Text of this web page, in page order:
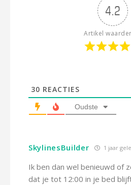
4.2
Artikel
30 REACTIES
Oudste
SkylinesBuilder 1 jaar
Ik ben dan wel benieuwd of
dat je tot 12:00 in je bed